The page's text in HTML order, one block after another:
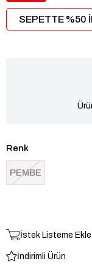
SEPETTE %50
Renk
PEMBE
İstek Listeme Ekle
İndirimli Ürün